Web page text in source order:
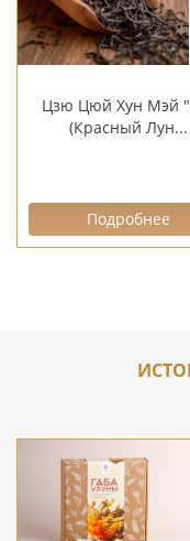
Цзю Цюй Хун Мэй
(Красный Лун...
Подробнее